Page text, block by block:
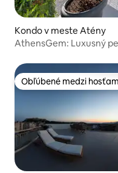
Kondo v meste Atény
AthensGem: Luxusný
Obľúbené medzi
Obľúbené medzi